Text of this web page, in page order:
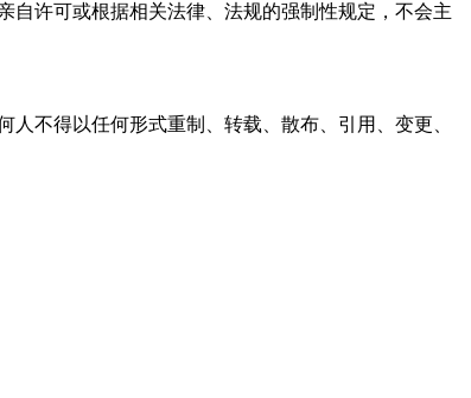
自许可或根据相关法律、法规的强制性规定，不会主
人不得以任何形式重制、转载、散布、引用、变更、